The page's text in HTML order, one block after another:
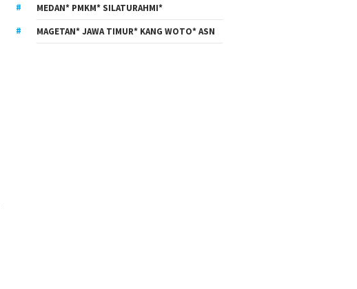
MEDAN* PMKM* SILATURAHMI*
MAGETAN* JAWA TIMUR* KANG WOTO* ASN